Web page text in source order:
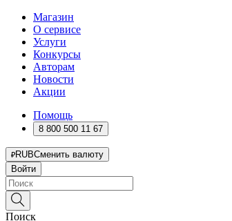
Магазин
О сервисе
Услуги
Конкурсы
Авторам
Новости
Акции
Помощь
8 800 500 11 67
RUBСменить валюту
Войти
Поиск